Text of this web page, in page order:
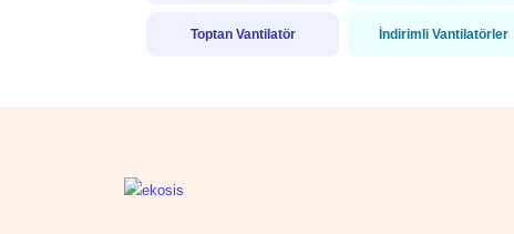
Toptan Vantilatör İndirimli Vantilatörler